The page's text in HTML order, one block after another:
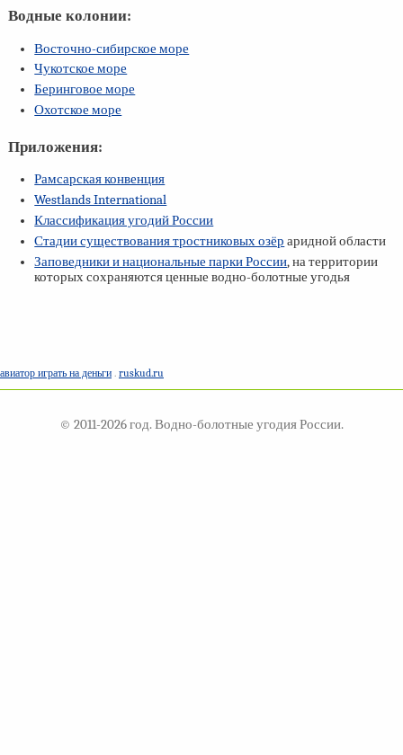
Водные колонии:
Восточно-сибирское море
Чукотское море
Беринговое море
Охотское море
Приложения:
Рамсарская конвенция
Westlands International
Классификация угодий России
Стадии существования тростниковых озёр аридной области
Заповедники и национальные парки России, на территории
которых сохраняются ценные водно-болотные угодья
авиатор играть на деньги . ruskud.ru
© 2011-2026 год. Водно-болотные угодия России.